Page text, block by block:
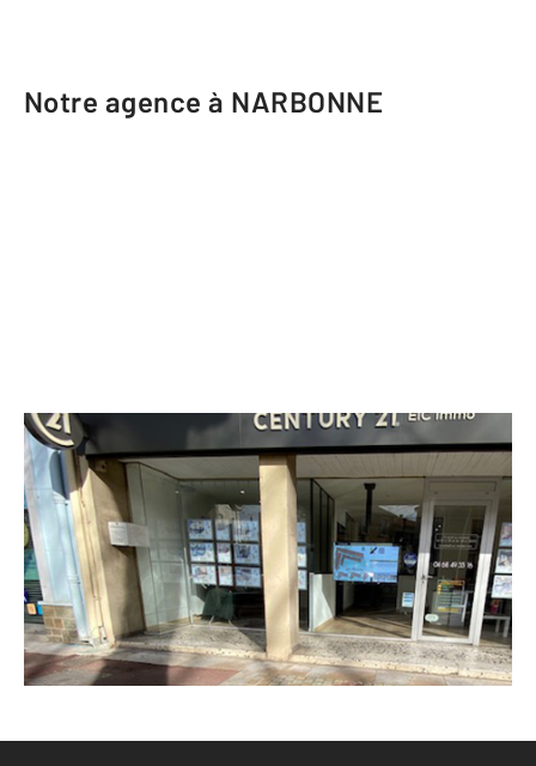
Notre agence à NARBONNE
CENTURY 21 EIC Immo
17 boulevard Général de Gaulle
NARBONNE - 11100
Envoyer un message
Téléphoner à l'agence